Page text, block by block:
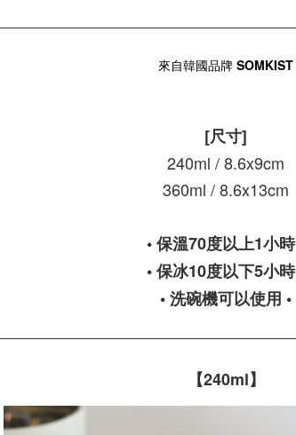
來自韓國品牌 SOMKIST
[尺寸]
240ml / 8.6x9cm
360ml / 8.6x13cm
• 保溫70度以上1小
• 保冰10度以下5小
• 洗碗機可以使用 •
【240ml】